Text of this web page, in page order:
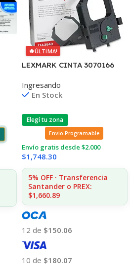
🔥ÚLTIMA!
LEXMARK CINTA 3070166
4.000 CPS 11A3540
Ingresando
En Stock
Elegí tu zona
Envio Programable
Envío gratis desde $2.000
$1,748.30
5% OFF · Transferencia
Santander o PREX:
$1,660.89
12 de $150.06
10 de $180.07